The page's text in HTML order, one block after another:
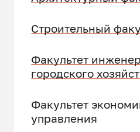
Строительный
Факультет
городского
Факультет
управления